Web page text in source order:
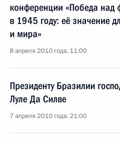
конференции «Победа
в 1945 году: её значение
и мира»
8 апреля 2010 года, 11:00
Президенту Бразилии
Луле Да Силве
7 апреля 2010 года, 21:00